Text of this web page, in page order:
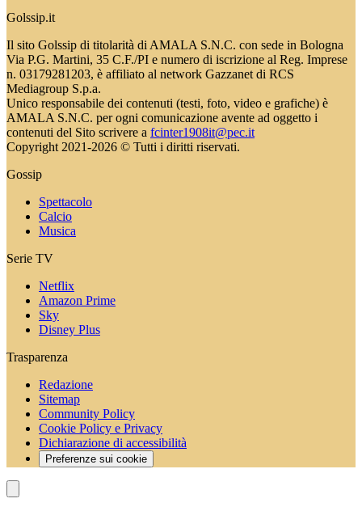
Golssip.it
Il sito Golssip di titolarità di AMALA S.N.C. con sede in Bologna
Via P.G. Martini, 35 C.F./PI e numero di iscrizione al Reg. Imprese
n. 03179281203, è affiliato al network Gazzanet di RCS
Mediagroup S.p.a.
Unico responsabile dei contenuti (testi, foto, video e grafiche) è
AMALA S.N.C. per ogni comunicazione avente ad oggetto i
contenuti del Sito scrivere a fcinter1908it@pec.it
Copyright 2021-2026 © Tutti i diritti riservati.
Gossip
Spettacolo
Calcio
Musica
Serie TV
Netflix
Amazon Prime
Sky
Disney Plus
Trasparenza
Redazione
Sitemap
Community Policy
Cookie Policy e Privacy
Dichiarazione di accessibilità
Preferenze sui cookie